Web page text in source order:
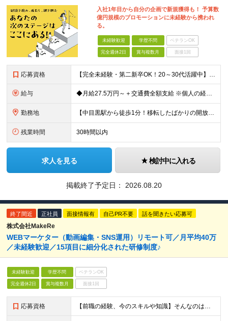
入社1年目から自分の企画で新規獲得も！ 予算数
億円規模のプロモーションに未経験から携われ
る。
未経験歓迎 学歴不問 ベテランOK
完全週休2日 賞与複数月 面接1回
応募資格 【完全未経験・第二新卒OK！20～30代活躍中】 ◆学歴不問 ◆35歳までの方※若年層の長期キャリア形成のため ★こんな方、大歓迎です！ ・チームで協力して何かを作り上げることが好きな方 ・複数の
給与 ◆月給27.5万円～＋交通費全額支給 ※個人の経験や能力を考慮して、金額を決定します ※固定残業代45時間分（月69,400円～）を含む。超過した場合は別途全額支給します。 ※試用期間3ヵ月（社会保
勤務地 【中目黒駅から徒歩1分！移転したばかりの開放感あふれる新設オフィス】 ◆本社 東京都目黒区上目黒3-3-14 アサヒ電機朝日生命中目黒ビル8F ┕東急東横線／東京メトロ日比谷線「中目黒駅」から徒歩1
残業時間 30時間以内
求人を見る 検討中に入れる
掲載終了予定日： 2026.08.20
終了間近 正社員 面接情報有 自己PR不要 話を聞きたい応募可
株式会社MakeRe
WEBマーケター（動画編集・SNS運用）リモート可／月平均40万
／未経験歓迎／15項目に細分化された研修制度♪
未経験歓迎 学歴不問 ベテランOK
完全週休2日 賞与複数月 面接1回
応募資格 【前職の経験、今のスキルや知識】そんなのはどうでも良い！ 挑戦する人を歓迎する会社です。 ／ 挑戦する者を応援する会社 ーChallenge Yourselfー ＼ ＃未経験歓迎 ＃学歴不問 ＃